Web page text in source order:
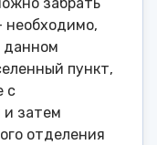
забрать
необходимо,
данном
пункт,
с
затем
отделения